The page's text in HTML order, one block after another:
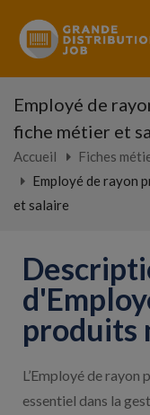
Employé de
fiche métier et
Accueil
Fiches
Employé de rayon
et salaire
produits
L’Employé de
essentiel dans la